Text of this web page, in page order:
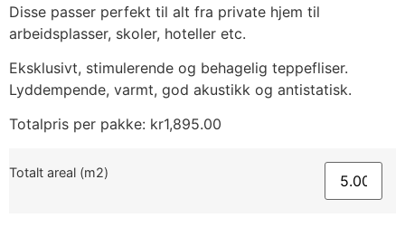
Disse passer perfekt til alt fra private hjem til
arbeidsplasser, skoler, hoteller etc.
Eksklusivt, stimulerende og behagelig teppefliser.
Lyddempende, varmt, god akustikk og antistatisk.
Totalpris per pakke: kr1,895.00
Totalt areal (m2)